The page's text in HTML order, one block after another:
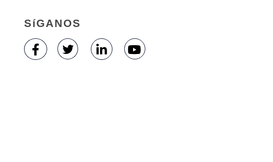
SíGANOS